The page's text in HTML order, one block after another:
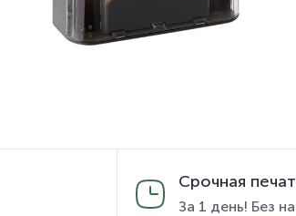
Срочная
За 1 день! Без